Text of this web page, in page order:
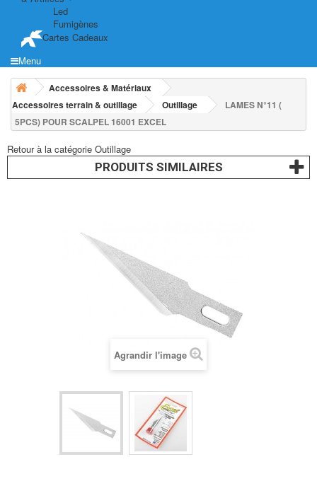
Led
Fumigènes
Cartes Cadeaux
Menu
Accessoires & Matériaux
Accessoires terrain & outillage
Outillage
LAMES N°11 (
5PCS) POUR SCALPEL 16001 EXCEL
Retour à la catégorie Outillage
PRODUITS SIMILAIRES
Agrandir l'image